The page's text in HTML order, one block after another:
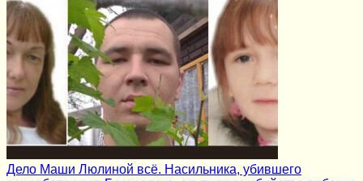
Дело Маши Люлиной всё. Насильника, убившего